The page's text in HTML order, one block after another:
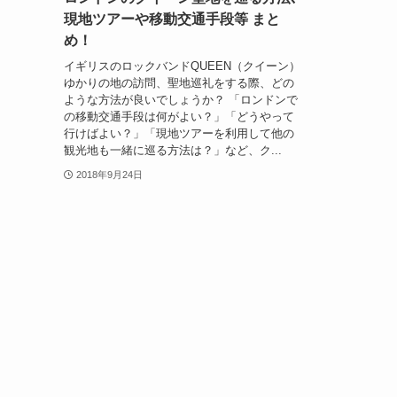
現地ツアーや移動交通手段等 まと
め！
イギリスのロックバンドQUEEN（クイーン）
ゆかりの地の訪問、聖地巡礼をする際、どの
ような方法が良いでしょうか？ 「ロンドンで
の移動交通手段は何がよい？」「どうやって
行けばよい？」「現地ツアーを利用して他の
観光地も一緒に巡る方法は？」など、ク...
2018年9月24日